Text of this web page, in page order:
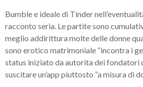
Bumble e ideale di Tinder
racconto seria. Le partite sono
meglio addirittura molte delle donne
sono erotico matrimoniale “incontra i
status iniziato da autorita dei fondatori
suscitare un’app piuttosto “a misura di